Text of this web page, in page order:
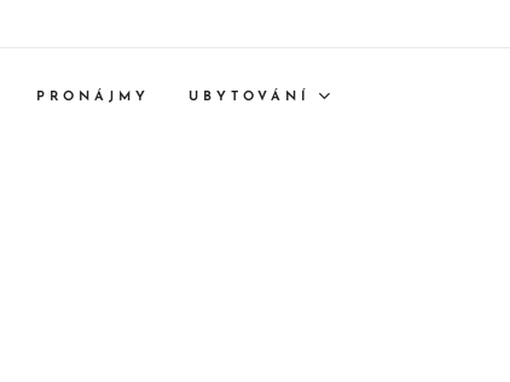
PRONÁJMY UBYTOVÁNÍ